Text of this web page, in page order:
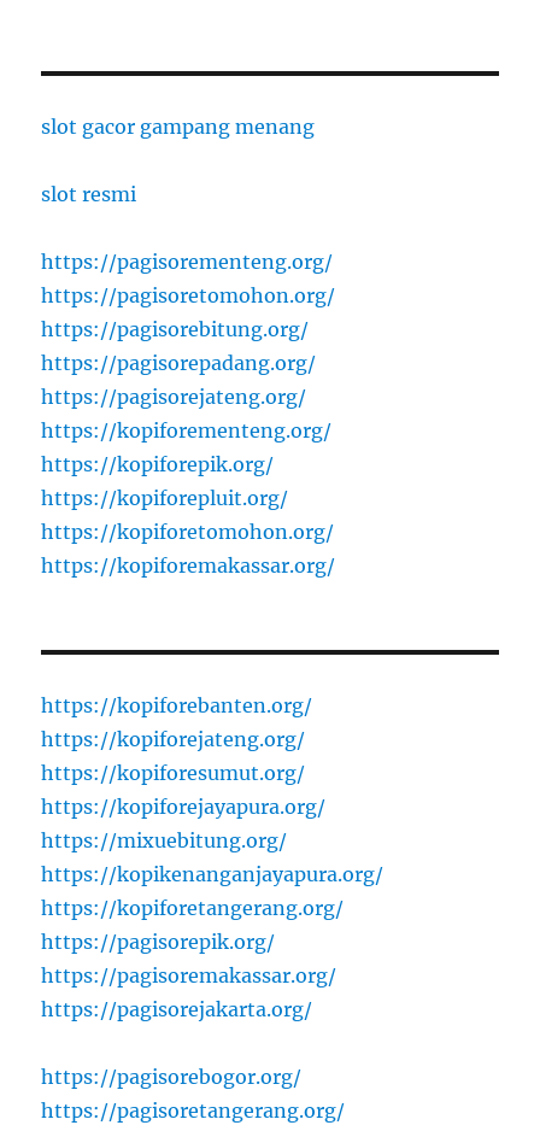
slot gacor gampang menang
slot resmi
https://pagisorementeng.org/
https://pagisoretomohon.org/
https://pagisorebitung.org/
https://pagisorepadang.org/
https://pagisorejateng.org/
https://kopiforementeng.org/
https://kopiforepik.org/
https://kopiforepluit.org/
https://kopiforetomohon.org/
https://kopiforemakassar.org/
https://kopiforebanten.org/
https://kopiforejateng.org/
https://kopiforesumut.org/
https://kopiforejayapura.org/
https://mixuebitung.org/
https://kopikenanganjayapura.org/
https://kopiforetangerang.org/
https://pagisorepik.org/
https://pagisoremakassar.org/
https://pagisorejakarta.org/
https://pagisorebogor.org/
https://pagisoretangerang.org/